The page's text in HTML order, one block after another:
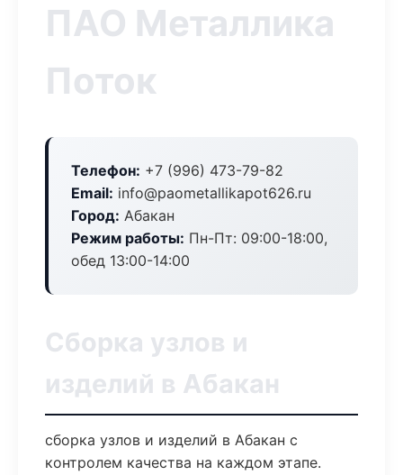
ПАО Металлика
Поток
Телефон: +7 (996) 473-79-82
Email: info@paometallikapot626.ru
Город: Абакан
Режим работы: Пн-Пт: 09:00-18:00,
обед 13:00-14:00
Сборка узлов и
изделий в Абакан
сборка узлов и изделий в Абакан с
контролем качества на каждом этапе.